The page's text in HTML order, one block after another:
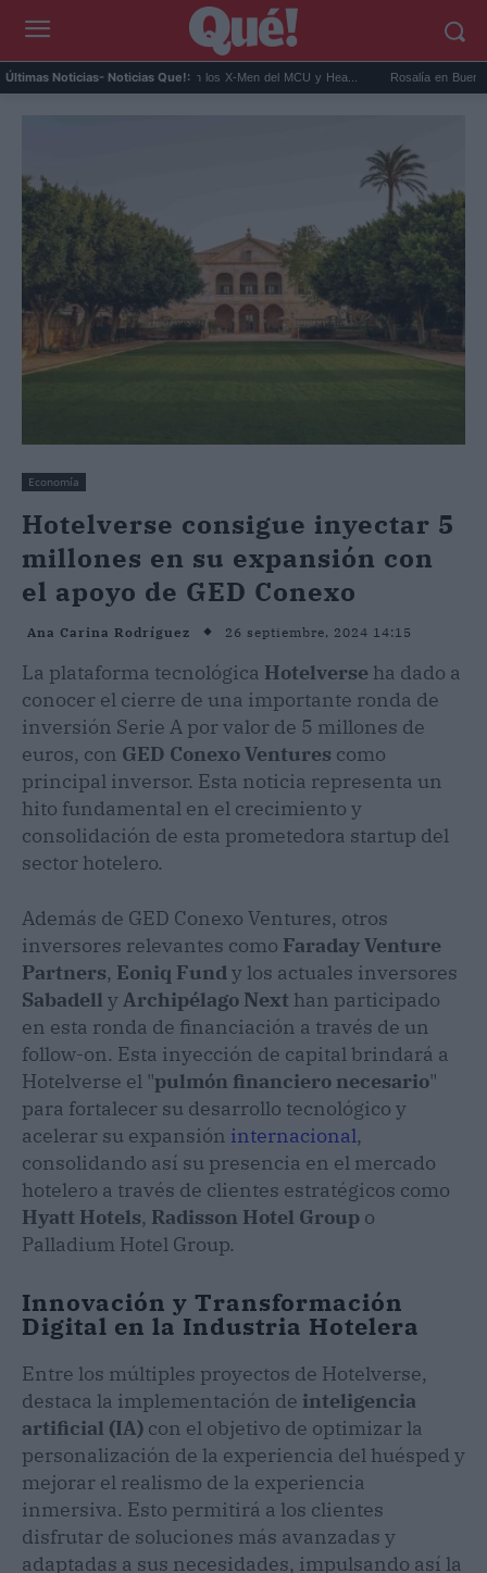
Últimas Noticias- Noticias Que!:
Kit Connor será Cíclope en los X-Men del MCU y Hea... Rosalía en Buenos
Economía
Hotelverse consigue inyectar 5
millones en su expansión con
el apoyo de GED Conexo
Ana Carina Rodríguez 26 septiembre, 2024 14:15
La plataforma tecnológica Hotelverse ha dado a
conocer el cierre de una importante ronda de
inversión Serie A por valor de 5 millones de
euros, con GED Conexo Ventures como
principal inversor. Esta noticia representa un
hito fundamental en el crecimiento y
consolidación de esta prometedora startup del
sector hotelero.
Además de GED Conexo Ventures, otros
inversores relevantes como Faraday Venture
Partners, Eoniq Fundy los actuales inversores
Sabadell yArchipélago Next han participado
en esta ronda de financiación a través de un
follow-on. Esta inyección de capital brindará a
Hotelverse el "pulmón financiero necesario"
para fortalecer su desarrollo tecnológico y
acelerar su expansión internacional,
consolidando así su presencia en el mercado
hotelero a través de clientes estratégicos como
Hyatt Hotels, Radisson Hotel Group o
Palladium Hotel Group.
Innovación y Transformación
Digital en la Industria Hotelera
Entre los múltiples proyectos de Hotelverse,
destaca la implementación de inteligencia
artificial (IA) con el objetivo de optimizar la
personalización de la experiencia del huésped y
mejorar el realismo de la experiencia
inmersiva. Esto permitirá a los clientes
disfrutar de soluciones más avanzadas y
adaptadas a sus necesidades, impulsando así la